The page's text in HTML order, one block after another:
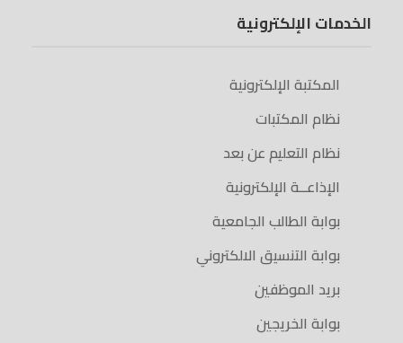
الخدمات الإلكترونية
المكتبة الإلكترونية
نظام المكتبات
نظام التعليم عن بعد
الإذاعــة الإلكترونية
بوابة الطالب الجامعية
بوابة التنسيق الالكتروني
بريد الموظفين
بوابة الخريجين